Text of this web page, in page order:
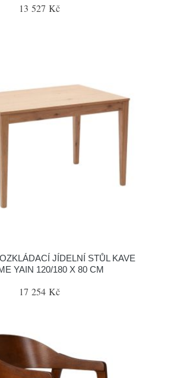
13 527 Kč
JÍDELNÍ STŮL KAVE
YAIN 120/180 X 80 CM
17 254 Kč